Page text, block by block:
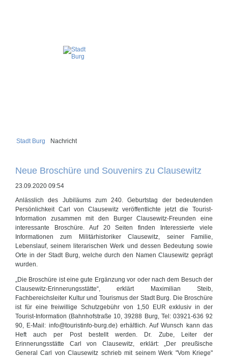
Stadt Burg Nachricht
Neue Broschüre und Souvenirs zu Clausewitz
23.09.2020 09:54
Anlässlich des Jubiläums zum 240. Geburtstag der bedeutenden
Persönlichkeit Carl von Clausewitz veröffentlichte jetzt die Tourist-
Information zusammen mit den Burger Clausewitz-Freunden eine
interessante Broschüre. Auf 20 Seiten finden Interessierte viele
Informationen zum Militärhistoriker Clausewitz, seiner Familie,
Lebenslauf, seinem literarischen Werk und dessen Bedeutung sowie
Orte in der Stadt Burg, welche durch den Namen Clausewitz geprägt
wurden.
„Die Broschüre ist eine gute Ergänzung vor oder nach dem Besuch der
Clausewitz-Erinnerungsstätte“, erklärt Maximilian Steib,
Fachbereichsleiter Kultur und Tourismus der Stadt Burg. Die Broschüre
ist für eine freiwillige Schutzgebühr von 1,50 EUR exklusiv in der
Tourist-Information (Bahnhofstraße 10, 39288 Burg, Tel: 03921-636 92
90, E-Mail: info@touristinfo-burg.de) erhältlich. Auf Wunsch kann das
Heft auch per Post bestellt werden. Dr. Zube, Leiter der
Erinnerungsstätte Carl von Clausewitz, erklärt: „Der preußische
General Carl von Clausewitz schrieb mit seinem Werk "Vom Kriege"